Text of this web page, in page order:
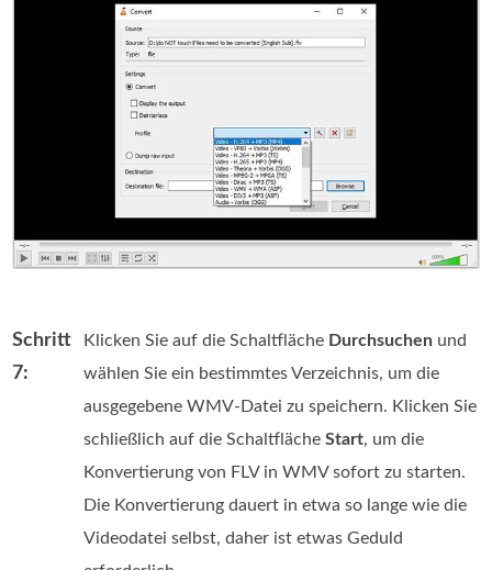
Schritt
7:
Klicken Sie auf die Schaltfläche Durchsuchen und
wählen Sie ein bestimmtes Verzeichnis, um die
ausgegebene WMV-Datei zu speichern. Klicken Sie
schließlich auf die SchaltflächeStart, um die
Konvertierung von FLV in WMV sofort zu starten.
Die Konvertierung dauert in etwa so lange wie die
Videodatei selbst, daher ist etwas Geduld